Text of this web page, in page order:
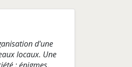
d'une
locaux. Une